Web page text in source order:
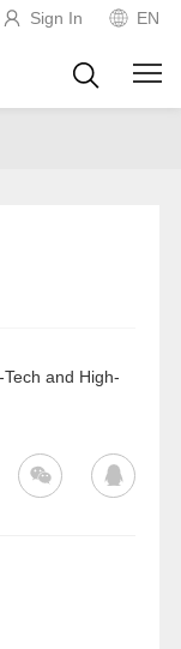
Sign In EN
and High-